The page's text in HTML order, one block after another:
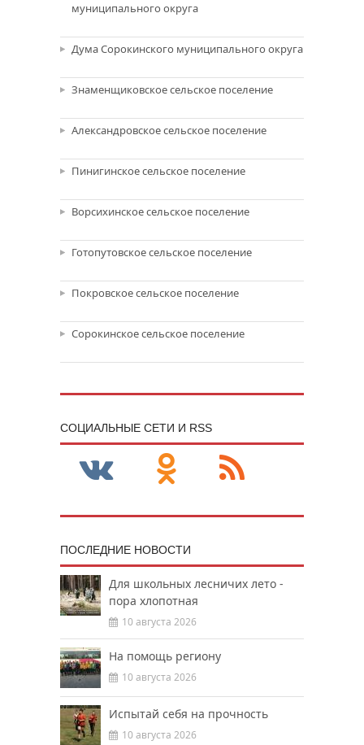
муниципального округа
Дума Сорокинского муниципального округа
Знаменщиковское сельское поселение
Александровское сельское поселение
Пинигинское сельское поселение
Ворсихинское сельское поселение
Готопутовское сельское поселение
Покровское сельское поселение
Сорокинское сельское поселение
CОЦИАЛЬНЫЕ СЕТИ И RSS
ПОСЛЕДНИЕ НОВОСТИ
Для школьных лесничих лето -
пора хлопотная
10 августа 2026
На помощь региону
10 августа 2026
Испытай себя на прочность
10 августа 2026